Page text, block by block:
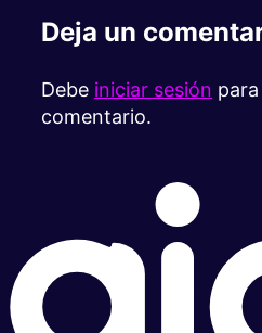
Deja un
Debe iniciar sesión
comentario.